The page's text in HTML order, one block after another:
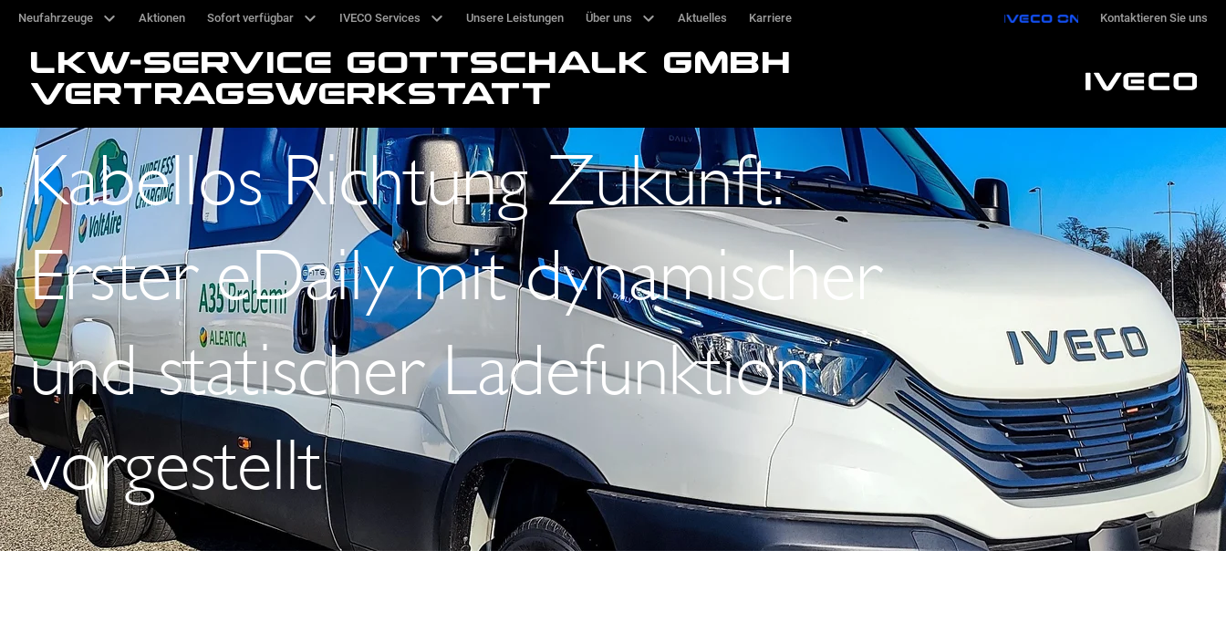
LKW-SERVICE GOTTSCHALK GMBH
VERTRAGSWERKSTATT
Neufahrzeuge Aktionen Sofort verfügbar IVECO Services Unsere Leistungen Über uns Aktuelles Karriere IVECO ON Kontaktieren Sie uns
Kabellos Richtung Zukunft:
Erster eDaily mit dynamischer
und statischer Ladefunktion
vorgestellt